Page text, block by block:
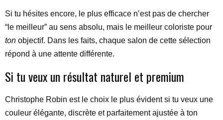
Si tu hésites encore, le plus efficace n’est pas de chercher
“le meilleur” au sens absolu, mais le meilleur coloriste pour
ton objectif. Dans les faits, chaque salon de cette sélection
répond à une attente différente.
Si tu veux un résultat naturel et premium
Christophe Robin est le choix le plus évident si tu veux une
couleur élégante, discrète et parfaitement ajustée à ton